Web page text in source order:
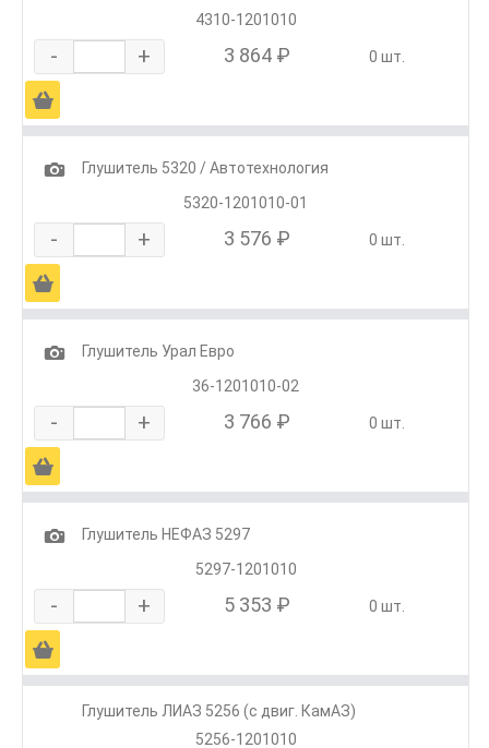
4310-1201010
- + 3 864 ₽ 0 шт.
Ä
1
Глушитель 5320 / Автотехнология
5320-1201010-01
- + 3 576 ₽ 0 шт.
Ä
1
Глушитель Урал Евро
36-1201010-02
- + 3 766 ₽ 0 шт.
Ä
1
Глушитель НЕФАЗ 5297
5297-1201010
- + 5 353 ₽ 0 шт.
Ä
Глушитель ЛИАЗ 5256 (с двиг. КамАЗ)
5256-1201010